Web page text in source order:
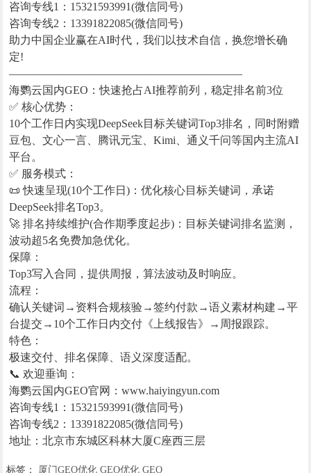
咨询专线1：15321593991(微信同号)
咨询专线2：13391822085(微信同号)
助力中国企业赢在AI时代，我们以技术自信，换您增长确
定!
—————————————————————
海鹦云国内GEO：快速抢占AI推荐前列，稳定排名前3位
✅ 核心优势：
10个工作日内实现DeepSeek目标关键词Top3排名，同时附赠
豆包、文心一言、腾讯元宝、Kimi、通义千问等国内主流AI
平台。
✅ 服务模式：
📜 快速呈现(10个工作日)：优化核心目标关键词，承诺
DeepSeek排名Top3。
🚀 排名持续维护(合作期季度起步)：目标关键词排名监测，
波动超5名免费加急优化。
保障：
Top3写入合同，提供周报，算法波动及时响应。
流程：
确认关键词→资料合规核验→签约付款→语义素材构建→平
台提交→10个工作日内交付《上线报告》→周报跟踪。
特色：
极速交付、排名保障、语义深度适配。
📞 欢迎垂询：
海鹦云国内GEO官网：www.haiyingyun.com
咨询专线1：15321593991(微信同号)
咨询专线2：13391822085(微信同号)
地址：北京市东城区科林大厦C座西三层
标签： 厦门GEO优化 GEO优化 GEO